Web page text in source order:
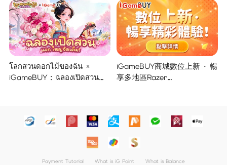
โลกสวนดอกไม้ของฉัน ×
iGameBUY : ฉลองเปิดสวน
iGameBUY商城數位上新 · 暢
享多地區Razer
Payment Tutorial What is iG Point What is Balance